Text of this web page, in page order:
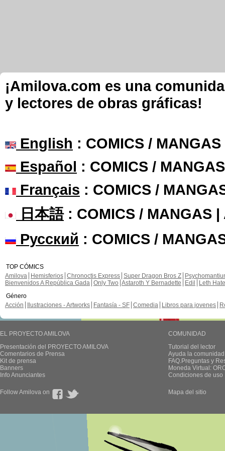
¡Amilova.com es una
y lectores de obras gráficas!
English : COMICS /
Español : COMICS /
Français : COMICS /
日本語: COMICS / MANGAS |
Русский : COMICS /
TOP CÓMICS
Amilova
Hemisferios Chronoctis Express Super Dragon Bros Z
Bienvenidos A República Gada Only Two Astaroth Y Bernadette Edil
Leth Hate
Género
Acción
Ilustraciones - Artworks Fantasía - SF Comedia Libros para jovenes
EL PROYECTO AMILOVA
Presentación del PROYECTO AMILOVA
Comentarios de Prensa
Kit de prensa
Banners
Info Anunciantes
COMUNIDAD
Tutorial del lector
Ayuda la
FAQ.Preguntas y
Moneda Virtual:
Condiciones de uso
Follow Amilova on Mapa del sitio